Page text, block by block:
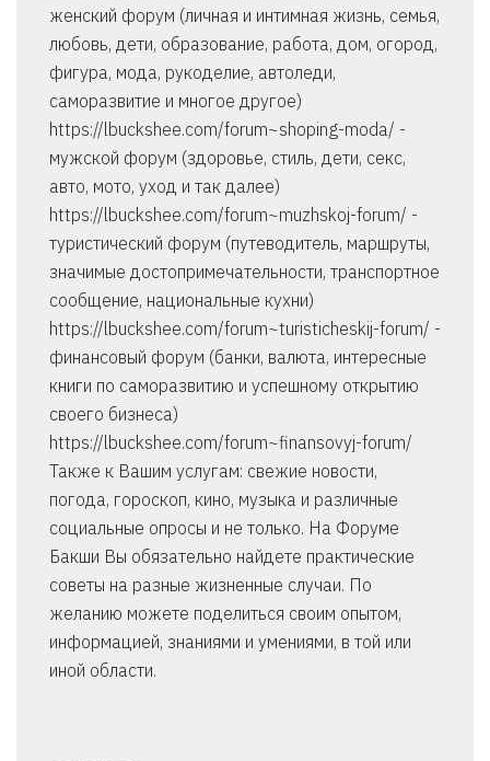
женский форум (личная и интимная жизнь, семья,
любовь, дети, образование, работа, дом, огород,
фигура, мода, рукоделие, автоледи,
саморазвитие и многое другое)
https://lbuckshee.com/forum~shoping-moda/ -
мужской форум (здоровье, стиль, дети, секс,
авто, мото, уход и так далее)
https://lbuckshee.com/forum~muzhskoj-forum/ -
туристический форум (путеводитель, маршруты,
значимые достопримечательности, транспортное
сообщение, национальные кухни)
https://lbuckshee.com/forum~turisticheskij-forum/ -
финансовый форум (банки, валюта, интересные
книги по саморазвитию и успешному открытию
своего бизнеса)
https://lbuckshee.com/forum~finansovyj-forum/
Также к Вашим услугам: свежие новости,
погода, гороскоп, кино, музыка и различные
социальные опросы и не только. На Форуме
Бакши Вы обязательно найдете практические
советы на разные жизненные случаи. По
желанию можете поделиться своим опытом,
информацией, знаниями и умениями, в той или
иной области.